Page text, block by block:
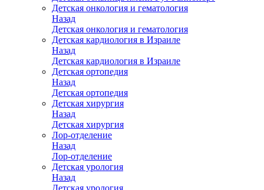
Детская онкология и гематология
Назад
Детская онкология и гематология
Детская кардиология в Израиле
Назад
Детская кардиология в Израиле
Детская ортопедия
Назад
Детская ортопедия
Детская хирургия
Назад
Детская хирургия
Лор-отделение
Назад
Лор-отделение
Детская урология
Назад
Детская урология